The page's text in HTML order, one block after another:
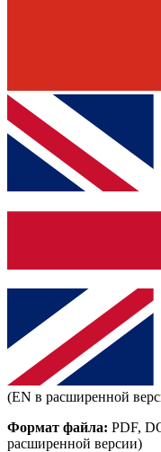
(EN в расширенной
Формат файла: PDF,
расширенной версии)